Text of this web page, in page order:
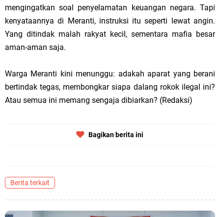
mengingatkan soal penyelamatan keuangan negara. Tapi
kenyataannya di Meranti, instruksi itu seperti lewat angin.
Yang ditindak malah rakyat kecil, sementara mafia besar
aman-aman saja.
Warga Meranti kini menunggu: adakah aparat yang berani
bertindak tegas, membongkar siapa dalang rokok ilegal ini?
Atau semua ini memang sengaja dibiarkan? (Redaksi)
Bagikan berita ini
Berita terkait